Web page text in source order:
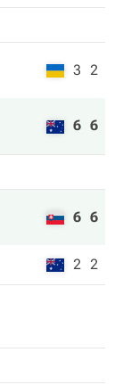
3 2
6 6
6 6
2 2